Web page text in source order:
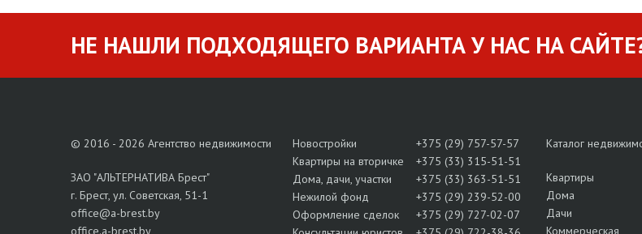
НЕ НАШЛИ ПОДХОДЯЩЕГО ВАРИАНТА У НАС НА
© 2016 - 2026 Агентство недвижимости
ЗАО "АЛЬТЕРНАТИВА Брест"
г. Брест, ул. Советская, 51-1
office@a-brest.by
office.a-brest.by
Новостройки
+375 (29) 757-57-57
Квартиры на вторичке
+375 (33) 315-51-51
Дома, дачи, участки
+375 (33) 363-51-51
Нежилой фонд
+375 (29) 239-52-00
Оформление сделок
+375 (29) 727-02-07
Каталог
Квартиры
Дома
Дачи
Коммерческая